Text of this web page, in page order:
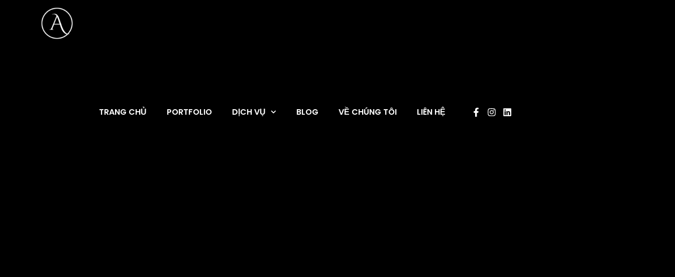
TRANG CHỦ PORTFOLIO DỊCH VỤ BLOG VỀ CHÚNG TÔI LIÊN HỆ